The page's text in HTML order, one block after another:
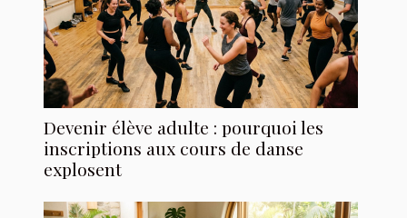
Devenir élève adulte : pourquoi les
inscriptions aux cours de danse
explosent